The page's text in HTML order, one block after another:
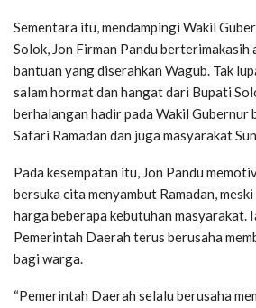
Sementara itu, mendampingi Wakil
Solok, Jon Firman Pandu berterimakasih
bantuan yang diserahkan Wagub. Tak
salam hormat dan hangat dari Bupati
berhalangan hadir pada Wakil Gubernur
Safari Ramadan dan juga masyarakat
Pada kesempatan itu, Jon Pandu
bersuka cita menyambut Ramadan,
harga beberapa kebutuhan masyarakat.
Pemerintah Daerah terus berusaha
bagi warga.
“Pemerintah Daerah selalu berusaha